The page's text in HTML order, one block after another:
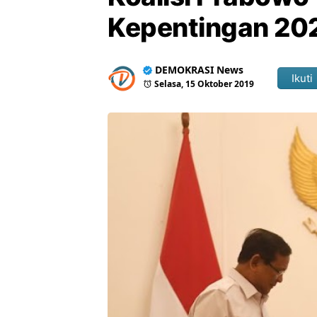
Kepentingan
DEMOKRASI News
Selasa, 15 Oktober 2019 Ikuti